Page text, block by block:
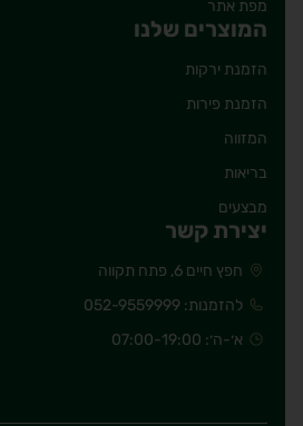
מפת אתר
המוצרים שלנו
הזמנת ירקות
הזמנת פירות
המזווה
בריאות
מבצעים
יצירת קשר
חפץ חיים 6, פתח תקווה
להזמנות: 052-9559999
א׳-ה׳: 07:00-19:00